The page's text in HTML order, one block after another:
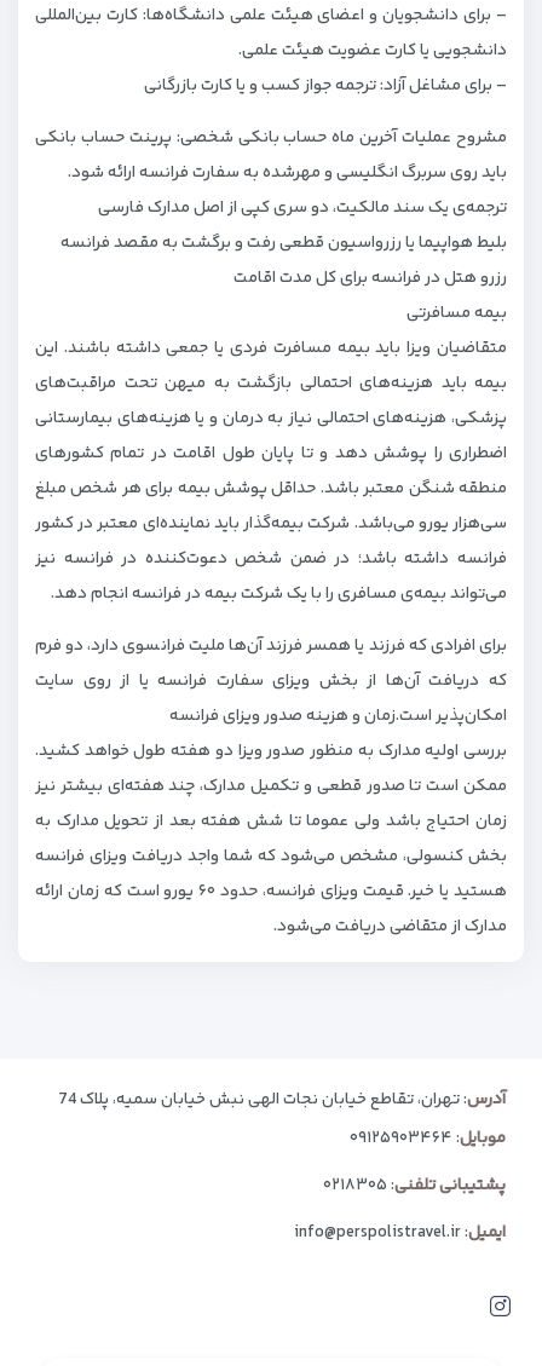
– برای دانشجویان و اعضای هیئت علمی دانشگاه‌ها: کارت بین‌المللی
دانشجویی یا کارت عضویت هیئت علمی.
– برای مشاغل آزاد: ترجمه جواز کسب و یا کارت بازرگانی
مشروح عملیات آخرین ماه حساب بانکی شخصی: پرینت حساب بانکی
باید روی سربرگ انگلیسی و مهرشده به سفارت فرانسه ارائه شود.
ترجمه‌ی یک سند مالکیت، دو سری کپی از اصل مدارک فارسی
بلیط هواپیما یا رزرواسیون قطعی رفت و برگشت به مقصد فرانسه
رزرو هتل در فرانسه برای کل مدت اقامت
بیمه مسافرتی
متقاضیان ویزا باید بیمه‌ مسافرت فردی یا جمعی داشته باشند. این
بیمه باید هزینه‌های احتمالی بازگشت به میهن تحت مراقبت‌های
پزشکی، هزینه‌های احتمالی نیاز به درمان و یا هزینه‌های بیمارستانی
اضطراری را پوشش دهد و تا پایان طول اقامت در تمام کشورهای
منطقه شنگن معتبر باشد. حداقل پوشش بیمه برای هر شخص مبلغ
سی‌هزار یورو می‌باشد. شرکت بیمه‌گذار باید نماینده‌ای معتبر در کشور
فرانسه داشته باشد؛ در ضمن شخص دعوت‌کننده در فرانسه نیز
می‌تواند بیمه‌ی مسافری را با یک شرکت بیمه در فرانسه انجام دهد.
برای افرادی که فرزند یا همسر فرزند آن‌ها ملیت فرانسوی دارد، دو فرم
که دریافت آن‌ها از بخش ویزای سفارت فرانسه یا از روی سایت
امکان‌پذیر است.زمان و هزینه صدور ویزای فرانسه
بررسی اولیه‌ مدارک به منظور صدور ویزا دو هفته طول خواهد کشید.
ممکن است تا صدور قطعی و تکمیل مدارک، چند هفته‌ای بیشتر نیز
زمان احتیاج باشد ولی عموما تا شش هفته بعد از تحویل مدارک به
بخش کنسولی، مشخص می‌شود که شما واجد دریافت ویزای فرانسه
هستید یا خیر. قیمت ویزای فرانسه، حدود ۶۰ یورو است که زمان ارائه‌
مدارک از متقاضی دریافت می‌شود.
آدرس: تهران، تقاطع خیابان نجات الهی نبش خیابان سمیه، پلاک 74
موبایل:۰۹۱۲۵۹۰۳۴۶۴
پشتیبانی تلفنی:۰۲۱۸۳۰۵
ایمیل:
info@perspolistravel.ir